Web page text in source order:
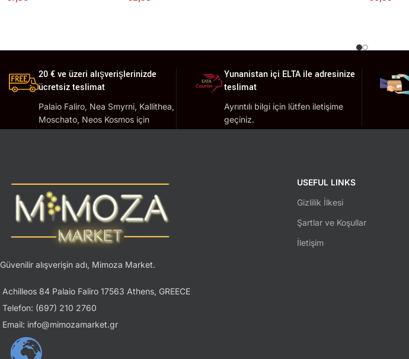
20 € ve üzeri alışverişlerinizde
ücretsiz teslimat
Palaio Faliro, Nea Smyrni, Kallithea,
Moschato, Neos Kosmos için
geçerlidir.
Yunanistan içi ELTA ile adresinize
teslimat
Ayrıntılı bilgi için lütfen iletişime
geçiniz.
Güvenilir alışverişin adı, Mimoza Market.
Achilleos 84 Palaio Faliro 17563 Athens, GREECE
Telefon: (697) 210 2760
Email: info@mimozamarket.gr
USEFUL LINKS
Gizlilik İlkesi
Şartlar ve Koşullar
İletişim